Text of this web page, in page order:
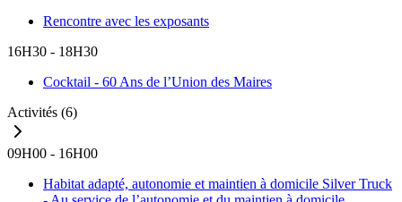
Rencontre avec les exposants
16H30 - 18H30
Cocktail - 60 Ans de l’Union des Maires
Activités (6)
09H00 - 16H00
Habitat adapté, autonomie et maintien à domicile Silver Truck